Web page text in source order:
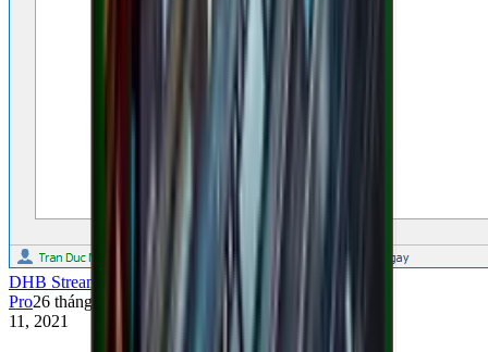
DHB Stream
Pro26 tháng
11, 2021